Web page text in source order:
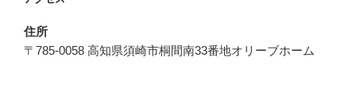
ン
住所
〒785-0058 高知県須崎市桐間南33番地オリーブホーム